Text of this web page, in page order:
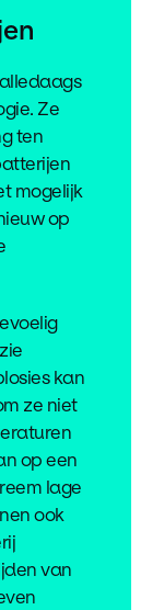
Ze
ten
mogelijk
op
kan
ze niet
op een
lage
ook
van